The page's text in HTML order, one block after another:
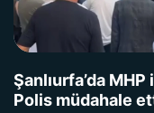
Şanlıurfa’da
Polis müdahale